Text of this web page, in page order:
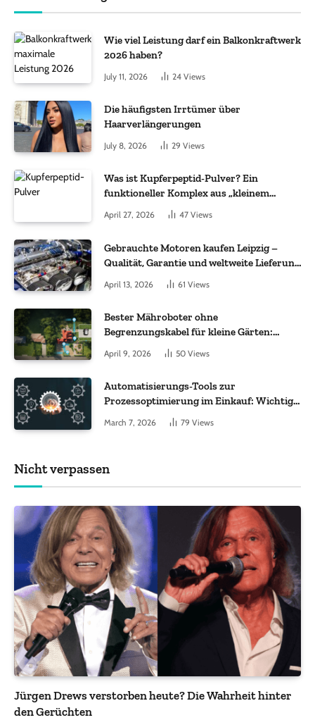
Wie viel Leistung darf ein Balkonkraftwerk
2026 haben?
July 11, 2026 24 Views
Die häufigsten Irrtümer über
Haarverlängerungen
July 8, 2026 29 Views
Was ist Kupferpeptid-Pulver? Ein
funktioneller Komplex aus „kleinem
Molekül + Metall“
April 27, 2026 47 Views
Gebrauchte Motoren kaufen Leipzig –
Qualität, Garantie und weltweite Lieferung
April 13, 2026 61 Views
Bester Mähroboter ohne
Begrenzungskabel für kleine Gärten:
Worauf es bei 200 bis 500 m² wirklich
ankommt
April 9, 2026 50 Views
Automatisierungs-Tools zur
Prozessoptimierung im Einkauf: Wichtige
Funktionen, auf die Sie achten sollten
March 7, 2026 79 Views
Nicht verpassen
Jürgen Drews verstorben heute? Die Wahrheit hinter
den Gerüchten